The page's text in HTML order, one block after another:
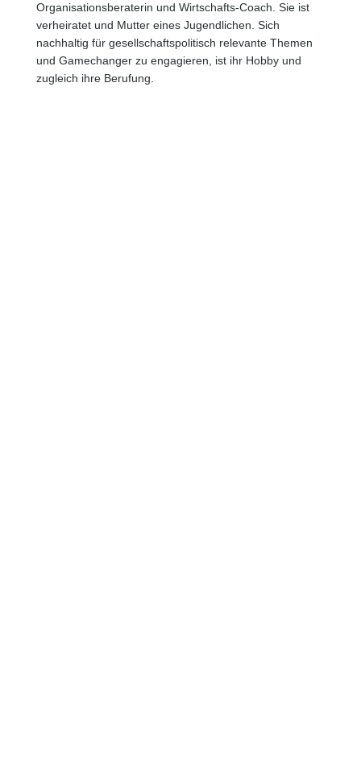
Organisationsberaterin und Wirtschafts-Coach. Sie ist
verheiratet und Mutter eines Jugendlichen. Sich
nachhaltig für gesellschaftspolitisch relevante Themen
und Gamechanger zu engagieren, ist ihr Hobby und
zugleich ihre Berufung.